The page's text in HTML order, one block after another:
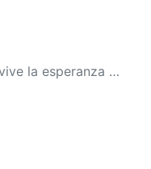
Palmerola revive la esperanza para el desarrollo econÃ³mico del paÃ­s